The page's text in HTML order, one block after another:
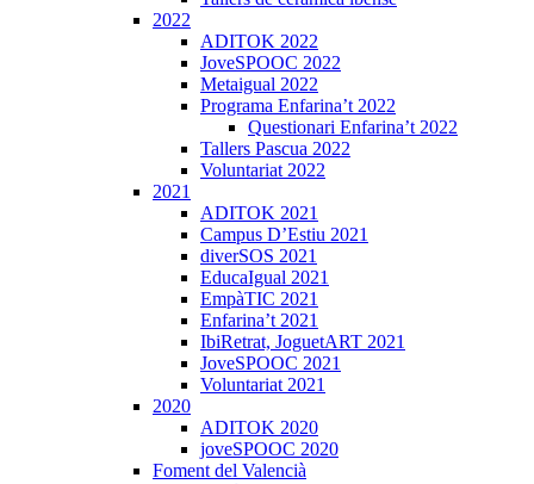
2022
ADITOK 2022
JoveSPOOC 2022
Metaigual 2022
Programa Enfarina’t 2022
Questionari Enfarina’t 2022
Tallers Pascua 2022
Voluntariat 2022
2021
ADITOK 2021
Campus D’Estiu 2021
diverSOS 2021
EducaIgual 2021
EmpàTIC 2021
Enfarina’t 2021
IbiRetrat, JoguetART 2021
JoveSPOOC 2021
Voluntariat 2021
2020
ADITOK 2020
joveSPOOC 2020
Foment del Valencià